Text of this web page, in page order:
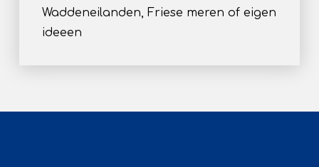
Waddeneilanden, Friese meren of eigen
ideeen